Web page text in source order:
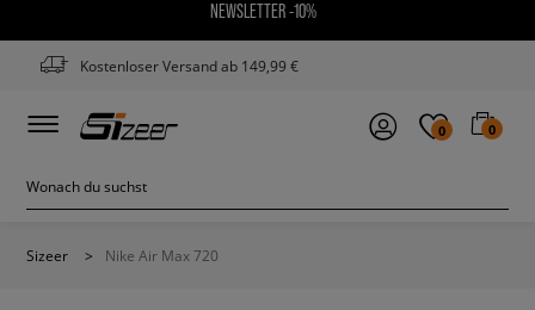
NEWSLETTER -10%
Kostenloser Versand ab 149,99 €
0 0
Sizeer > Nike Air Max 720